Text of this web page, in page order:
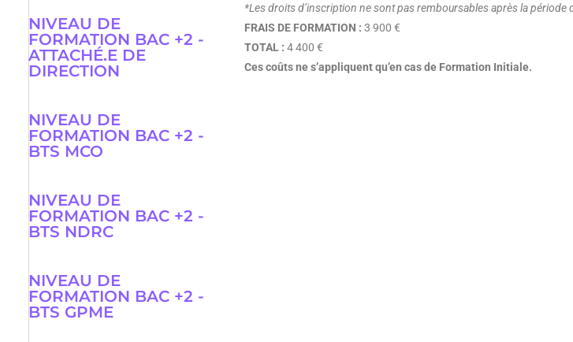
NIVEAU DE
FORMATION BAC +2 -
ATTACHÉ.E DE
DIRECTION
NIVEAU DE
FORMATION BAC +2 -
BTS MCO
NIVEAU DE
FORMATION BAC +2 -
BTS NDRC
NIVEAU DE
FORMATION BAC +2 -
BTS GPME
*Les droits d’inscription ne sont pas remboursables après la période
FRAIS DE FORMATION : 3 900 €
TOTAL : 4 400 €
Ces coûts ne s’appliquent qu’en cas de Formation Initiale.